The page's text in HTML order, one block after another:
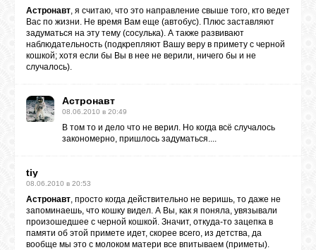
Астронавт, я считаю, что это направление свыше того, кто ведет
Вас по жизни. Не время Вам еще (автобус). Плюс заставляют
задуматься на эту тему (сосулька). А также развивают
наблюдательность (подкрепляют Вашу веру в примету с черной
кошкой; хотя если бы Вы в нее не верили, ничего бы и не
случалось).
Астронавт
08.06.2010 в 20:49
В том то и дело что не верил. Но когда всё случалось
закономерно, пришлось задуматься....
tiy
08.06.2010 в 20:53
Астронавт, просто когда действительно не веришь, то даже не
запоминаешь, что кошку видел. А Вы, как я поняла, увязывали
произошедшее с черной кошкой. Значит, откуда-то зацепка в
памяти об этой примете идет, скорее всего, из детства, да
вообще мы это с молоком матери все впитываем (приметы).